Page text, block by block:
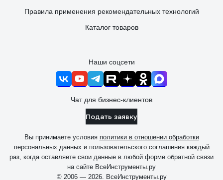
Правила применения рекомендательных технологий
Каталог товаров
Наши соцсети
Чат для бизнес-клиентов
Подать заявку
Вы принимаете условия политики в отношении обработки
персональных данных и пользовательского соглашения каждый
раз, когда оставляете свои данные в любой форме обратной связи
на сайте ВсеИнструменты.ру
© 2006 — 2026. ВсеИнструменты.ру